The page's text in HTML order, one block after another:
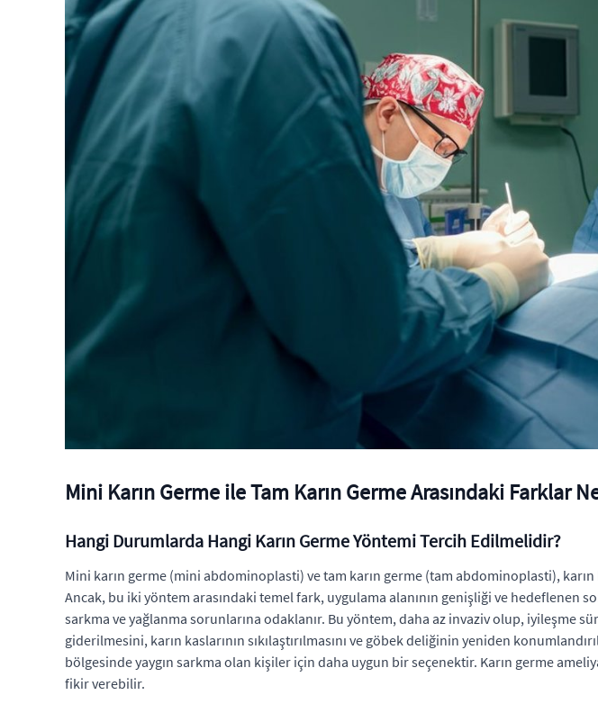
Mini Karın Germe ile Tam Karın Germe Arasındaki Farklar
Hangi Durumlarda Hangi Karın Germe Yöntemi Tercih Edilmelidir?
Mini karın germe (mini abdominoplasti) ve tam karın germe (tam abdominoplasti),
Ancak, bu iki yöntem arasındaki temel fark, uygulama alanının genişliği ve hedeflenen
sarkma ve yağlanma sorunlarına odaklanır. Bu yöntem, daha az invaziv olup, iyileşme
giderilmesini, karın kaslarının sıkılaştırılmasını ve göbek deliğinin yeniden
bölgesinde yaygın sarkma olan kişiler için daha uygun bir seçenektir. Karın germe
fikir verebilir.